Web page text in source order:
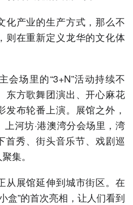
化产业的生产方式，那么不
则在重新定义龙华的文化体
会场里的“3+N”活动持续不
东方歌舞团演出、开心麻花
发布轮番上演。展馆之外，
河坊·港澳湾分会场里，湾
首秀、街头音乐节、戏剧巡
集。
从展馆延伸到城市街区。在
盒”的首次亮相，让人们看到